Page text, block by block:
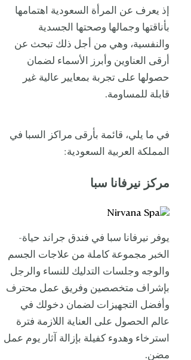
إذ يعرف عن المرأة السعودية اهتمامها
بأناقتها وجمالها وصحتها الجسدية
والنفسية، وهي من أجل ذلك تبحث عن
أرقى العناوين وأبرز الأسماء لضمان
حصولها على تجربة بمعايير عالية غير
قابلة للمساومة.
في ما يلي، قائمة بأرقى مراكز السبا في
المملكة العربية السعودية:
مركز نيرفانا سبا
يوفر نيرفانا سبا في فندق جراند حياة-
الخبر مجموعة كاملة من علاجات الجسم
والوجه وجلسات التدليك للنساء والرجل
بإشراف متخصصين وفريق عمل محترف
وأفضل التجهيزات لضمان دخولك في
عالم الحصول على العناية اللازمة فترة
استرخاء وهدوء كفيلة بإزالة آثار يوم عمل
مضنِ.